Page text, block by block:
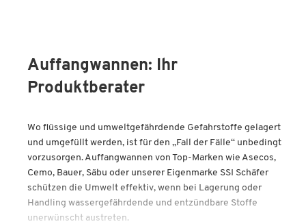
Auffangwannen: Ihr
Produktberater
Wo flüssige und umweltgefährdende Gefahrstoffe gelagert
und umgefüllt werden, ist für den „Fall der Fälle“ unbedingt
vorzusorgen. Auffangwannen von Top-Marken wie Asecos,
Cemo, Bauer, Säbu oder unserer Eigenmarke SSI Schäfer
schützen die Umwelt effektiv, wenn bei Lagerung oder
Handling wassergefährdende und entzündbare Stoffe
unerwünscht austreten.